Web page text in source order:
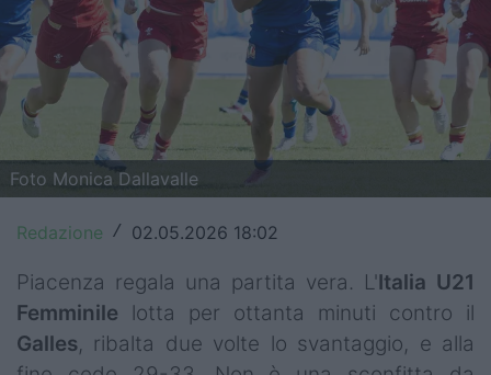
United Rugby Championship
Top14
Premiership
Champions Cup
Challenge Cup
World Rugby
Rugby World Cup
Foto Monica Dallavalle
Redazione / 02.05.2026 18:02
Piacenza regala una partita vera. L'Italia U21
Femminile lotta per ottanta minuti contro il
Galles, ribalta due volte lo svantaggio, e alla